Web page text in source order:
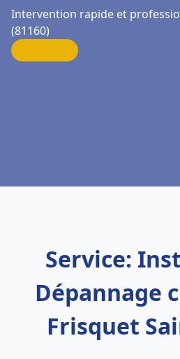
Intervention rapide et
(81160)
Service:
Dépannage
Frisquet